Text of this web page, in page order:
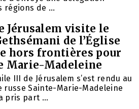
régions de ...
Jérusalem visite le
de l’Église
hors frontières pour
Marie-Madeleine
III de Jérusalem s’est rendu au
russe Sainte-Marie-Madeleine
pris part ...